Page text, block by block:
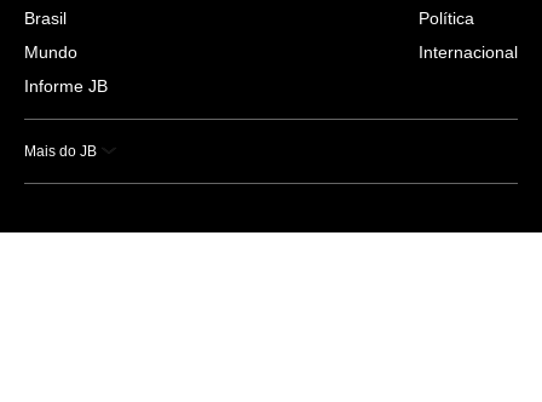
Brasil
Mundo
Informe JB
Política
Internacional
Mais do JB
Esportes